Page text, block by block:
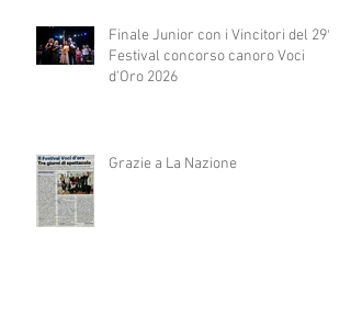
Finale Junior con i Vincitori del 29°
Festival concorso canoro Voci
d'Oro 2026
Grazie a La Nazione